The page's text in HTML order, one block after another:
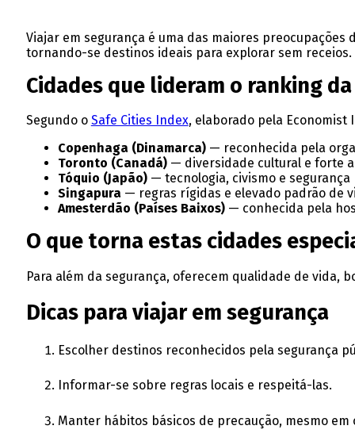
Viajar em segurança é uma das maiores
tornando-se destinos ideais para explorar sem receios.
Cidades que lideram o ranking
Segundo o Safe Cities Index, elaborado pela Economist
Copenhaga (Dinamarca)— reconhecida pela
Toronto (Canadá)— diversidade cultural e forte
Tóquio (Japão)— tecnologia, civismo e segurança
Singapura — regras rígidas e elevado padrão de
Amesterdão (Países Baixos)— conhecida pela
O que torna estas cidades
Para além da segurança, oferecem qualidade de vida,
Dicas para viajar em segurança
Escolher destinos reconhecidos pela segurança
Informar-se sobre regras locais e respeitá-las.
Manter hábitos básicos de precaução, mesmo em